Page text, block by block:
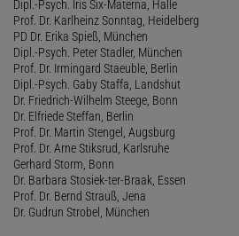
Dipl.-Psych. Iris Six-Materna, Halle
Prof. Dr. Karlheinz Sonntag, Heidelberg
PD Dr. Erika Spieß, München
Dipl.-Psych. Peter Stadler, München
Prof. Dr. Irmingard Staeuble, Berlin
Dipl.-Psych. Gaby Staffa, Landshut
Dr. Friedrich-Wilhelm Steege, Bonn
Dr. Elfriede Steffan, Berlin
Prof. Dr. Martin Stengel, Augsburg
Prof. Dr. Arne Stiksrud, Karlsruhe
Gerhard Storm, Bonn
Dr. Barbara Stosiek-ter-Braak, Essen
Prof. Dr. Bernd Strauß, Jena
Dr. Gudrun Strobel, München